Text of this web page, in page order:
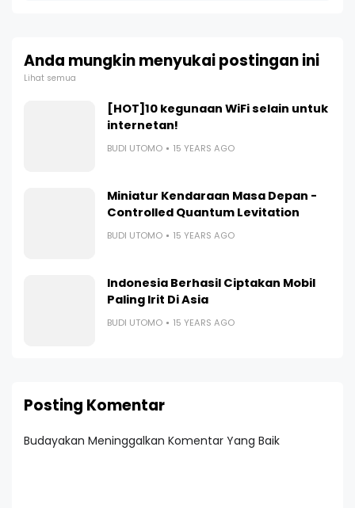
Anda mungkin menyukai postingan ini
Lihat semua
[HOT]10 kegunaan WiFi selain untuk
internetan!
BUDI UTOMO 15 YEARS AGO
Miniatur Kendaraan Masa Depan -
Controlled Quantum Levitation
BUDI UTOMO 15 YEARS AGO
Indonesia Berhasil Ciptakan Mobil
Paling Irit Di Asia
BUDI UTOMO 15 YEARS AGO
Posting Komentar
Budayakan Meninggalkan Komentar Yang Baik